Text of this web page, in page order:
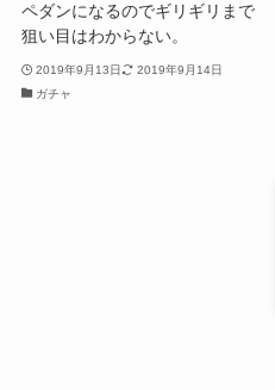
ペダンになるのでギリギリまで
狙い目はわからない。
2019年9月13日
2019年9月14日
ガチャ